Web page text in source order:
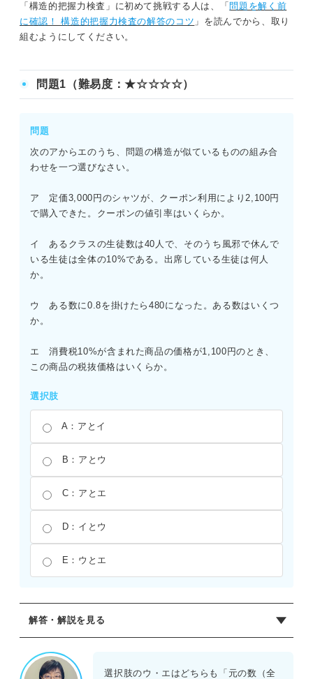
「構造的把握力検査」に初めて挑戦する人は、「 問題を解く前
に確認！ 構造的把握力検査の解答のコツ 」を読んでから、取り
組むようにしてください。
問題1（難易度：★☆☆☆☆）
問題
次のアからエのうち、問題の構造が似ているものの組み合
わせを一つ選びなさい。
ア 定価3,000円のシャツが、クーポン利用により2,100円
で購入できた。クーポンの値引率はいくらか。
イ あるクラスの生徒数は40人で、そのうち風邪で休んで
いる生徒は全体の10%である。出席している生徒は何人
か。
ウ ある数に0.8を掛けたら480になった。ある数はいくつ
か。
エ 消費税10%が含まれた商品の価格が1,100円のとき、
この商品の税抜価格はいくらか。
選択肢
A：アとイ
B：アとウ
C：アとエ
D：イとウ
E：ウとエ
解答・解説を見る
正解：E
各問題が「何を求めているか」という構造に着目して分類
選択肢のウ・エはどちらも「元の数（全